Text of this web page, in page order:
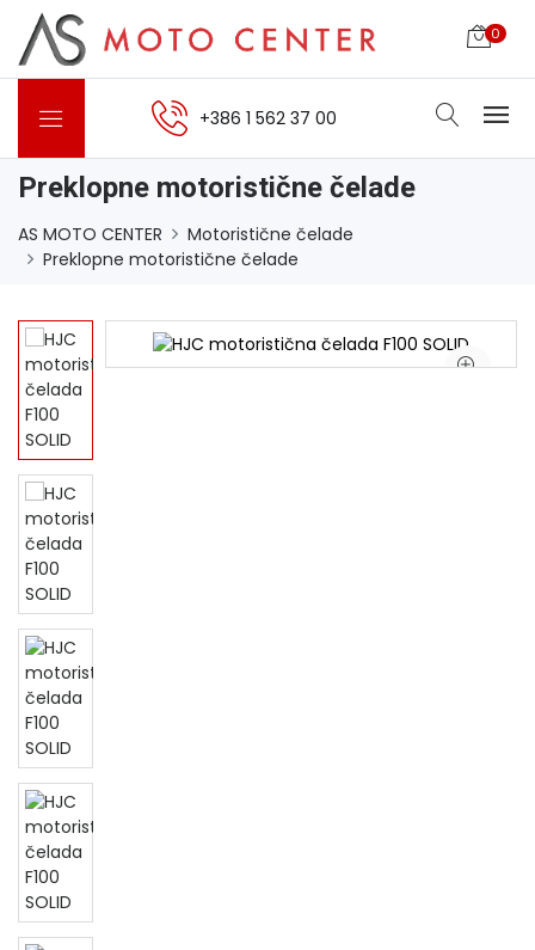
0
+386 1 562 37 00
Preklopne motoristične čelade
AS MOTO CENTER
Motoristične čelade
Preklopne motoristične čelade